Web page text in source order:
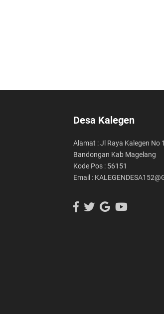
Desa Kalegen
Alamat : Jl Raya Kalegen No
Bandongan Kab Magelang
Kode Pos : 56151
Email :